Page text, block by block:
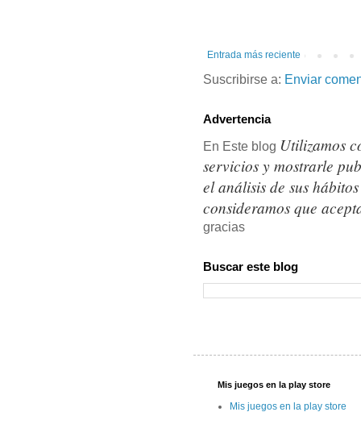
Entrada más reciente
Suscribirse a: Enviar
Advertencia
En Este blog Utilizamos
servicios y mostrarle
el análisis de sus
consideramos que
gracias
Buscar este blog
Mis juegos en la play store
Mis juegos en la play store